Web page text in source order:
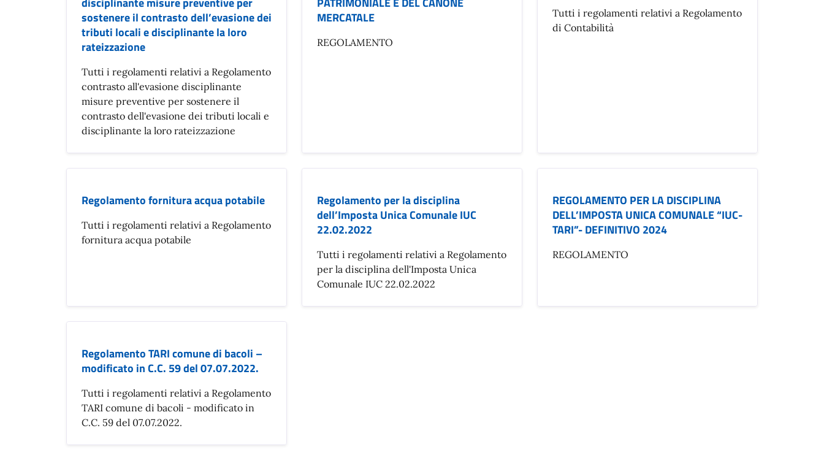
sostenere il contrasto dell’evasione dei
tributi locali e disciplinante la loro
rateizzazione
Tutti i regolamenti relativi a Regolamento
contrasto all'evasione disciplinante
misure preventive per sostenere il
contrasto dell'evasione dei tributi locali e
disciplinante la loro rateizzazione
MERCATALE
REGOLAMENTO
Tutti i regolamenti relativi a Regolamento
di Contabilità
Regolamento fornitura acqua potabile
Tutti i regolamenti relativi a Regolamento
fornitura acqua potabile
Regolamento per la disciplina
dell’Imposta Unica Comunale IUC
22.02.2022
Tutti i regolamenti relativi a Regolamento
per la disciplina dell'Imposta Unica
Comunale IUC 22.02.2022
REGOLAMENTO PER LA DISCIPLINA
DELL’IMPOSTA UNICA COMUNALE “IUC-
TARI”- DEFINITIVO 2024
REGOLAMENTO
Regolamento TARI comune di bacoli –
modificato in C.C. 59 del 07.07.2022.
Tutti i regolamenti relativi a Regolamento
TARI comune di bacoli - modificato in
C.C. 59 del 07.07.2022.